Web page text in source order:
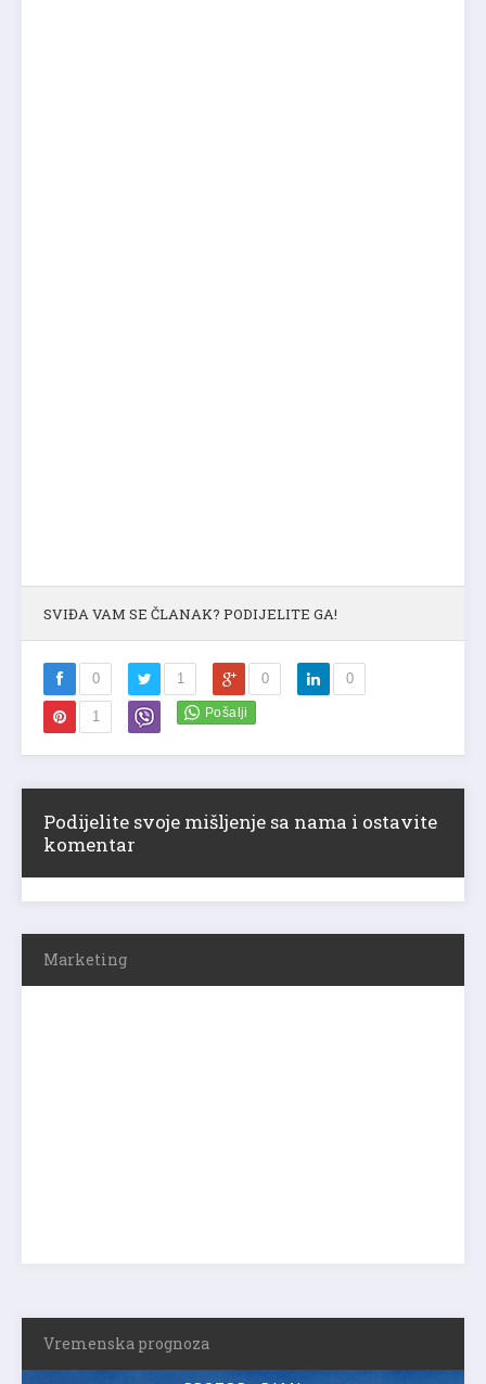
SVIĐA VAM SE ČLANAK? PODIJELITE GA!
0 1 0 0
1
Podijelite svoje mišljenje sa nama i ostavite
komentar
Marketing
Vremenska prognoza